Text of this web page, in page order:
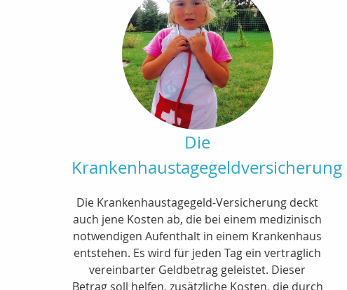
Die
Krankenhaustagegeldversicherung
Die Krankenhaustagegeld-Versicherung deckt
auch jene Kosten ab, die bei einem medizinisch
notwendigen Aufenthalt in einem Krankenhaus
entstehen. Es wird für jeden Tag ein vertraglich
vereinbarter Geldbetrag geleistet. Dieser
Betrag soll helfen, zusätzliche Kosten, die durch